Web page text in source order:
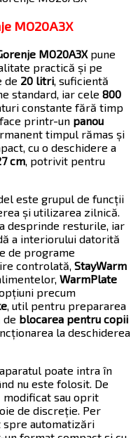
MO20A3X
MO20A3Xpune
practică și pe
de 20 litri , suficientă
standard, iar cele 800
constante fără timp
printr-un panou
timpul rămas și
cu o deschidere a
cm , potrivit pentru
este grupul de funcții
și utilizarea zilnică.
desprinde resturile, iar
a interiorului datorită
de programe
controlată, StayWarm
WarmPlate
precum
, util pentru prepararea
de blocarea pentru copii
la deschiderea
poate intra în
nu este folosit. De
modificat sau oprit
de discreție. Per
spre automatizări